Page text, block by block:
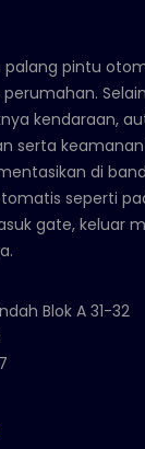
palang pintu
kendaraan,
serta
di
seperti
gate, keluar
Blok A 31-32